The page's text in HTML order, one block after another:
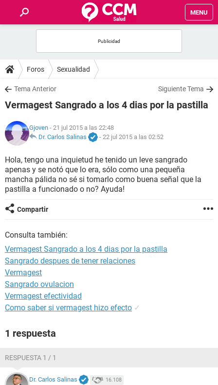
MENU
FOROS
SALUD
NUTRICIÓN
BIENESTAR
SEXUALIDAD
GLOSARIO
Foros Sexualidad
Tema Anterior Siguiente Tema
Vermagest Sangrado a los 4 dias por la pastilla
Gjoven - 21 jul 2015 a las 22:48
Dr. Carlos Salinas
- 22 jul 2015 a las 02:52
Hola, tengo una inquietud he tenido un leve sangrado
apenas y se notó que lo era, sólo como una pequeña
mancha pálida no sé si tomarlo como buena señal que la
pastilla a funcionado o no? Ayuda!
Compartir
Consulta también:
Vermagest Sangrado a los 4 dias por la pastilla
Sangrado despues de tener relaciones
Vermagest
Sangrado ovulacion
Vermagest efectividad
Como saber si vermagest hizo efecto ✓
1 respuesta
RESPUESTA 1 / 1
Dr. Carlos Salinas 16.108